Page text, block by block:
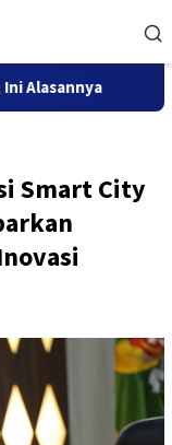
9 Desa di
Smart City